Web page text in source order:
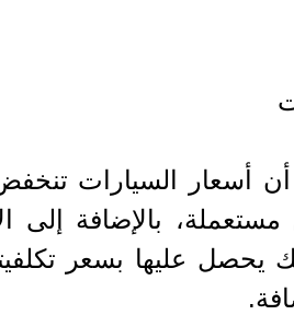
بالإضافة إلى